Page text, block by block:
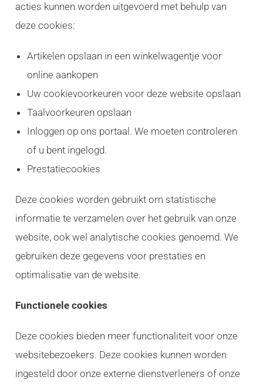
acties kunnen worden uitgevoerd met behulp van
deze cookies:
Artikelen opslaan in een winkelwagentje voor
online aankopen
Uw cookievoorkeuren voor deze website opslaan
Taalvoorkeuren opslaan
Inloggen op ons portaal. We moeten controleren
of u bent ingelogd.
Prestatiecookies
Deze cookies worden gebruikt om statistische
informatie te verzamelen over het gebruik van onze
website, ook wel analytische cookies genoemd. We
gebruiken deze gegevens voor prestaties en
optimalisatie van de website.
Functionele cookies
Deze cookies bieden meer functionaliteit voor onze
websitebezoekers. Deze cookies kunnen worden
ingesteld door onze externe dienstverleners of onze